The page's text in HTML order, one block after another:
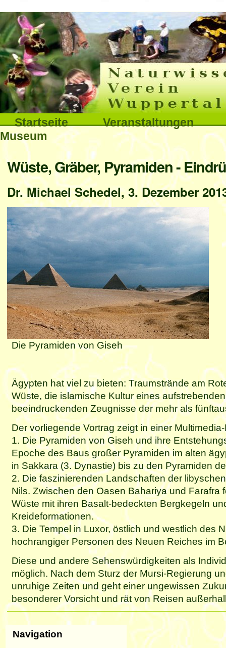
Direkt
zum
Inhalt
|
Direkt
zur
Navigation
Sektionen
Startseite
Veranstaltungen
Museum
Benutzerspezifische
Werkzeuge
Interna
Wüste, Gräber, Pyramiden -
Dr. Michael Schedel, 3. Dezember
Die Pyramiden von Giseh
Ägypten hat viel zu bieten: Traumstrände am
Wüste, die islamische Kultur eines
beeindruckenden Zeugnisse der mehr als
Der vorliegende Vortrag zeigt in einer
1. Die Pyramiden von Giseh und ihre
Epoche des Baus großer Pyramiden im alten
in Sakkara (3. Dynastie) bis zu den Pyramiden
2. Die faszinierenden Landschaften der
Nils. Zwischen den Oasen Bahariya und
Wüste mit ihren Basalt-bedeckten Bergkegeln
Kreideformationen.
3. Die Tempel in Luxor, östlich und westlich des
hochrangiger Personen des Neuen Reiches im
Diese und andere Sehenswürdigkeiten als
möglich. Nach dem Sturz der Mursi-Regierung
unruhige Zeiten und geht einer ungewissen
besonderer Vorsicht und rät von Reisen
Navigation